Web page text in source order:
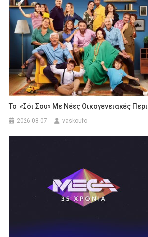
Το «Σόι Σου» Με Νέες Οικογενειακές
2026-08-07 vaskoufo